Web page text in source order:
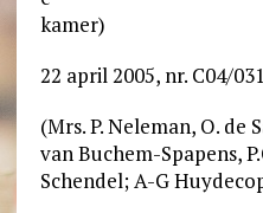
kamer)
22 april 2005, nr. C04/
(Mrs. P. Neleman, O. de
van Buchem-Spapens,
Schendel; A-G